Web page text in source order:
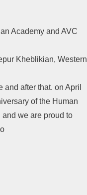
Academy and AVC
Kheblikian, Western
after that. on April
of the Human
and we are proud to